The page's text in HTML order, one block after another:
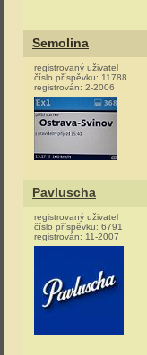
Semolina
registrovaný uživatel
číslo příspěvku: 11788
registrován: 2-2006
Pavluscha
registrovaný uživatel
číslo příspěvku: 6791
registrován: 11-2007